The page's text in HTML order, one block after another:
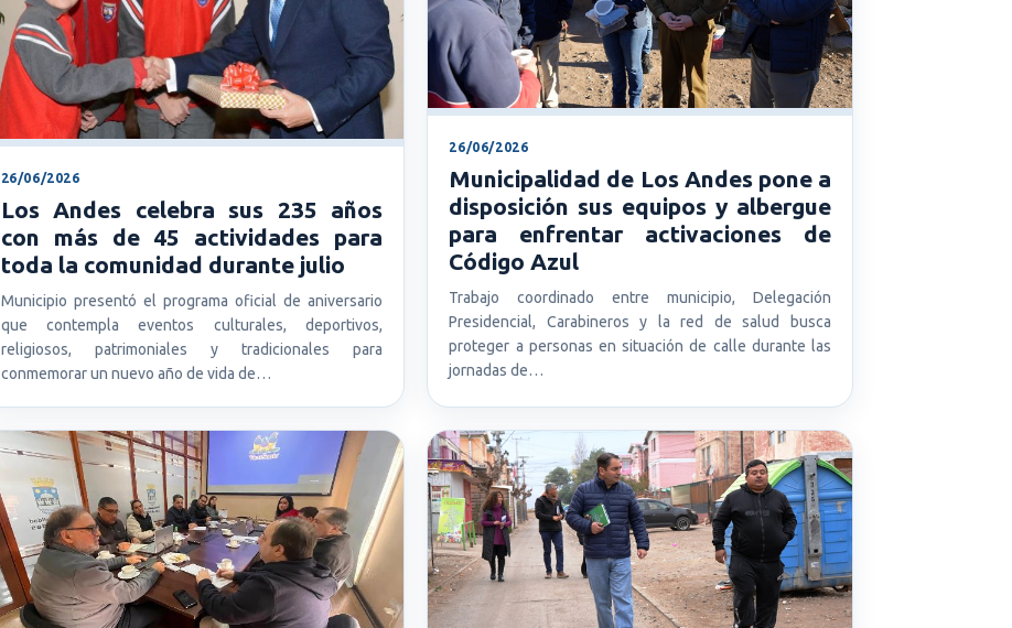
26/06/2026
Los Andes celebra sus 235 años
con más de 45 actividades para
toda la comunidad durante julio
Municipio presentó el programa oficial de aniversario
que contempla eventos culturales, deportivos,
religiosos, patrimoniales y tradicionales para
conmemorar un nuevo año de vida de…
26/06/2026
Municipalidad de Los Andes pone a
disposición sus equipos y albergue
para enfrentar activaciones de
Código Azul
Trabajo coordinado entre municipio, Delegación
Presidencial, Carabineros y la red de salud busca
proteger a personas en situación de calle durante las
jornadas de…